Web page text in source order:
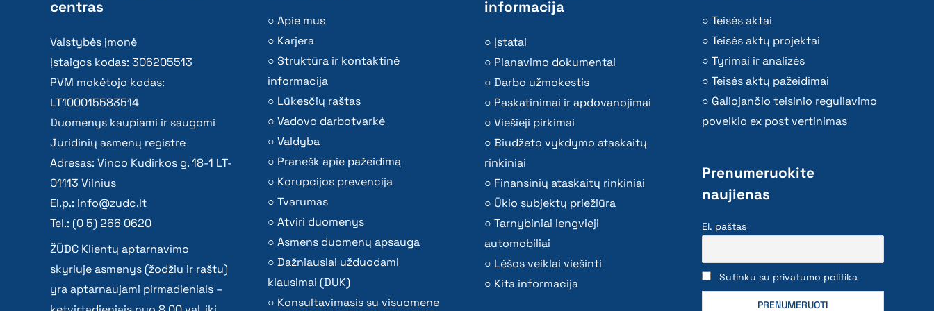
centras
Valstybės įmonė
Įstaigos kodas: 306205513
PVM mokėtojo kodas:
LT100015583514
Duomenys kaupiami ir saugomi
Juridinių asmenų registre
Adresas: Vinco Kudirkos g. 18-1 LT-
01113 Vilnius
El.p.: info@zudc.lt
Tel.: (0 5) 266 0620
ŽŪDC Klientų aptarnavimo
skyriuje asmenys (žodžiu ir raštu)
yra aptarnaujami pirmadieniais –
Apie mus
Karjera
Struktūra ir kontaktinė
informacija
Lūkesčių raštas
Vadovo darbotvarkė
Valdyba
Pranešk apie pažeidimą
Korupcijos prevencija
Tvarumas
Atviri duomenys
Asmens duomenų apsauga
Dažniausiai užduodami
klausimai (DUK)
Konsultavimasis su visuomene
informacija
Įstatai
Planavimo dokumentai
Darbo užmokestis
Paskatinimai ir apdovanojimai
Viešieji pirkimai
Biudžeto vykdymo ataskaitų
rinkiniai
Finansinių ataskaitų rinkiniai
Ūkio subjektų priežiūra
Tarnybiniai lengvieji
automobiliai
Lėšos veiklai viešinti
Kita informacija
Teisės aktai
Teisės aktų projektai
Tyrimai ir analizės
Teisės aktų pažeidimai
Galiojančio teisinio reguliavimo
poveikio ex post vertinimas
Prenumeruokite
naujienas
El. paštas
Sutinku su privatumo politika